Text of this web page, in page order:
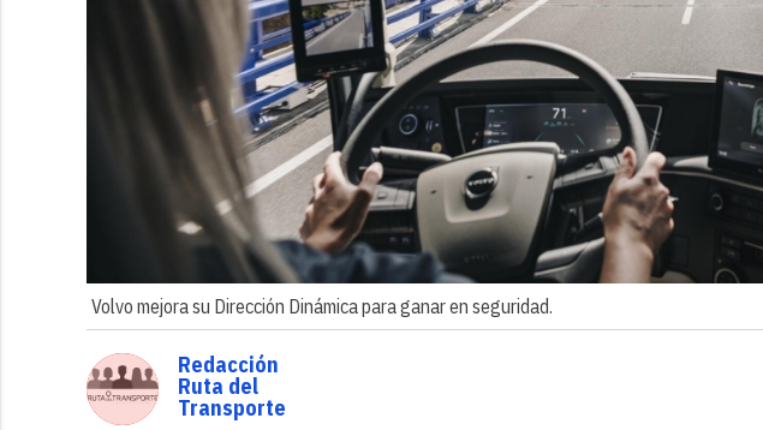
Volvo mejora su Dirección Dinámica para ganar en seguridad.
Redacción
Ruta del
Transporte